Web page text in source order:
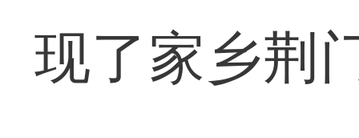
现了家乡荆